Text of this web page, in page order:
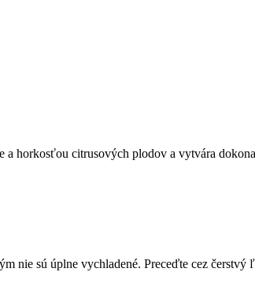
a horkosťou citrusových plodov a vytvára
nie sú úplne vychladené. Preceďte cez